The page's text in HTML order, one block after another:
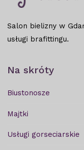
Salon bielizny w
usługi brafittingu.
Na skróty
Biustonosze
Majtki
Usługi gorseciarskie